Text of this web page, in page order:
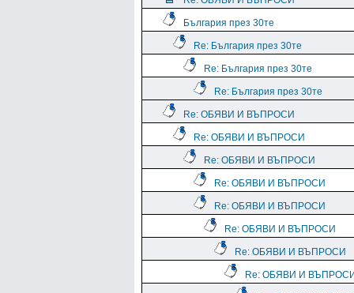
България през 30те
Re: България през 30те
Re: България през 30те
Re: България през 30те
Re: ОБЯВИ И ВЪПРОСИ
Re: ОБЯВИ И ВЪПРОСИ
Re: ОБЯВИ И ВЪПРОСИ
Re: ОБЯВИ И ВЪПРОСИ
Re: ОБЯВИ И ВЪПРОСИ
Re: ОБЯВИ И ВЪПРОСИ
Re: ОБЯВИ И ВЪПРОСИ
Re: ОБЯВИ И